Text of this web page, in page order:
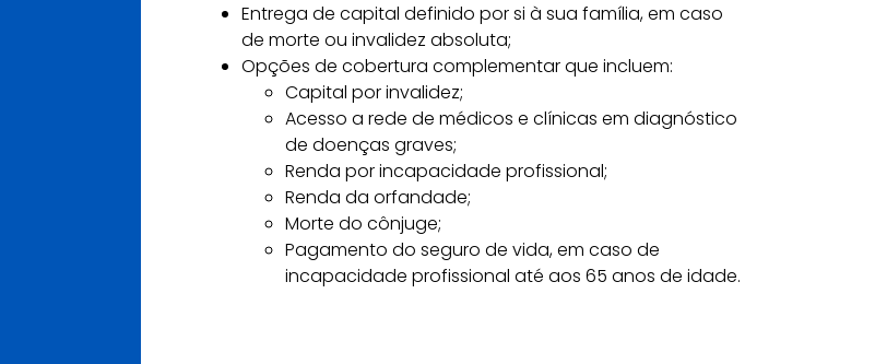
Entrega de capital definido por si à sua família, em caso
de morte ou invalidez absoluta;
Opções de cobertura complementar que incluem:
Capital por invalidez;
Acesso a rede de médicos e clínicas em diagnóstico
de doenças graves;
Renda por incapacidade profissional;
Renda da orfandade;
Morte do cônjuge;
Pagamento do seguro de vida, em caso de
incapacidade profissional até aos 65 anos de idade.